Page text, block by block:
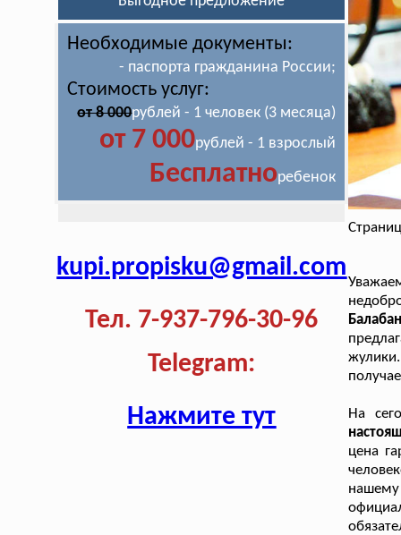
Необходимые документы:
- паспорта гражданина России;
Стоимость услуг:
от 8 000рублей - 1 человек (3 месяца)
от 7 000рублей - 1 взрослый
Бесплатноребенок
kupi.propisku@gmail.com
Тел. 7-937-796-30-96
Telegram:
Нажмите тут
На
цена